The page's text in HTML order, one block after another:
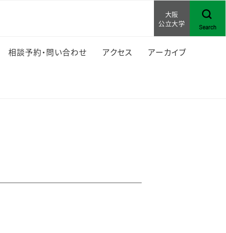
大阪
公立大学
Search
相談予約・問い合わせ アクセス アーカイブ